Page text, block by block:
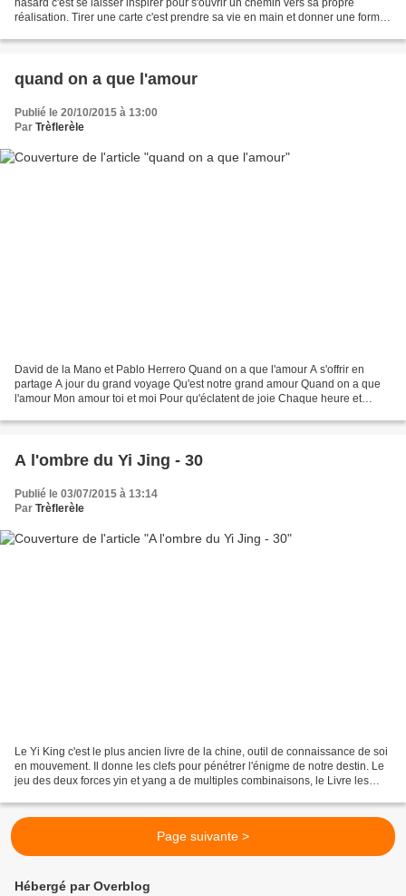
hasard c'est se laisser inspirer pour s'ouvrir un chemin vers sa propre
réalisation. Tirer une carte c'est prendre sa vie en main et donner une forme
quand on a que l'amour
Publié le 20/10/2015 à 13:00
Par Trèflerèle
David de la Mano et Pablo Herrero Quand on a que l'amour A s'offrir en
partage A jour du grand voyage Qu'est notre grand amour Quand on a que
l'amour Mon amour toi et moi Pour qu'éclatent de joie Chaque heure et
A l'ombre du Yi Jing - 30
Publié le 03/07/2015 à 13:14
Par Trèflerèle
Le Yi King c'est le plus ancien livre de la chine, outil de connaissance de soi
en mouvement. Il donne les clefs pour pénétrer l'énigme de notre destin. Le
jeu des deux forces yin et yang a de multiples combinaisons, le Livre les
Page suivante >
Hébergé par Overblog